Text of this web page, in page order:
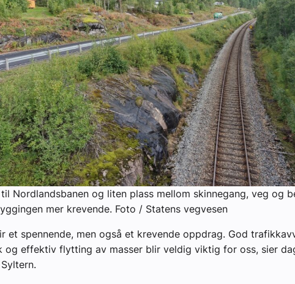
Nordlandsbanen og liten plass mellom skinnegang, veg og
mer krevende. Foto / Statens vegvesen
et spennende, men også et krevende oppdrag. God
og effektiv flytting av masser blir veldig viktig for oss, sier